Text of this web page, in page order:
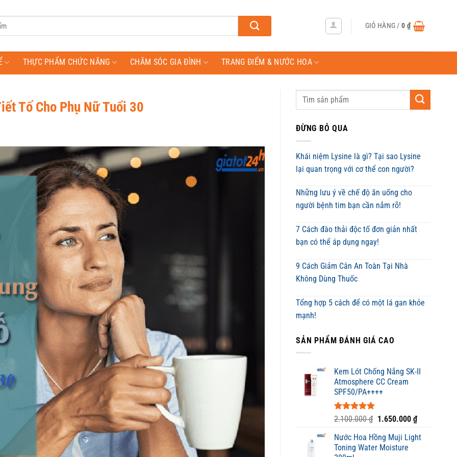
GIỎ HÀNG /0 ₫
THỰC PHẨM CHỨC NĂNG CHĂM SÓC GIA ĐÌNH TRANG ĐIỂM & NƯỚC HOA
Tố Cho Phụ Nữ Tuổi 30
ĐỪNG BỎ QUA
Khái niệm Lysine là gì? Tại sao Lysine
lại quan trọng với cơ thể con người?
Những lưu ý về chế độ ăn uống cho
người bệnh tim bạn cần nắm rõ!
7 Cách đào thải độc tố đơn giản nhất
bạn có thể áp dụng ngay!
9 Cách Giảm Cân An Toàn Tại Nhà
Không Dùng Thuốc
Tổng hợp 5 cách để có một lá gan khỏe
mạnh!
SẢN PHẨM ĐÁNH GIÁ CAO
Kem Lót Chống Nắng SK-II
Atmosphere CC Cream
SPF50/PA++++
Được xếp
5 sao
2.100.000₫ Giá
là:
2.100.000 ₫.
1.650.000 ₫Giá
tại
Nước Hoa Hồng Muji Light
Toning Water Moisture